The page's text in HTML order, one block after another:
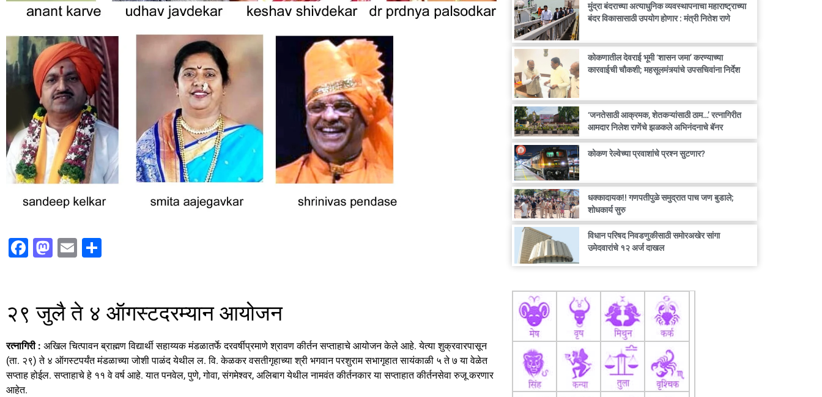
F
e
o
o
k
M
o
d
o
n
E
l
e
२९ जुलै ते ४ ऑगस्टदरम्यान आयोजन
रत्नागिरी : अखिल चित्पावन ब्राह्मण विद्यार्थी सहाय्यक मंडळातर्फे दरवर्षीप्रमाणे श्रावण कीर्तन सप्ताहाचे आयोजन केले आहे. येत्या शुक्रवारपासून
(ता. २९) ते ४ ऑगस्टपर्यंत मंडळाच्या जोशी पाळंद येथील ल. वि. केळकर वसतीगृहाच्या श्री भगवान परशुराम सभागृहात सायंकाळी ५ ते ७ या वेळेत
सप्ताह होईल. सप्ताहाचे हे ११ वे वर्ष आहे. यात पनवेल, पुणे, गोवा, संगमेश्वर, अलिबाग येथील नामवंत कीर्तनकार या सप्ताहात कीर्तनसेवा रुजू करणार
आहेत.
मुंद्रा बंदराच्या अत्याधुनिक व्यवस्थापनाचा महाराष्ट्राच्या
बंदर विकासासाठी उपयोग होणार : मंत्री नितेश राणे
कोकणातील देवराई भूमी ‘शासन जमा’ करण्याच्या
कारवाईची चौकशी; महसूलमंत्र्यांचे उपसचिवांना निर्देश
‘जनतेसाठी आक्रमक, शेतकऱ्यांसाठी ठाम…’ रत्नागिरीत
आमदार निलेश राणेंचे झळकले अभिनंदनाचे बॅनर
कोकण रेल्वेच्या प्रवाशांचे प्रश्न सुटणार?
धक्कादायक!! गणपतीपुळे समुद्रात पाच जण बुडाले;
शोधकार्य सुरु
विधान परिषद निवडणुकीसाठी समोरअखेर सांगा
उमेदवारांचे १२ अर्ज दाखल